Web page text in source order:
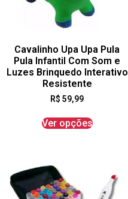
Cavalinho Upa Upa Pula
Pula Infantil Com Som e
Luzes Brinquedo Interativo
Resistente
R$ 59,99
Ver opções